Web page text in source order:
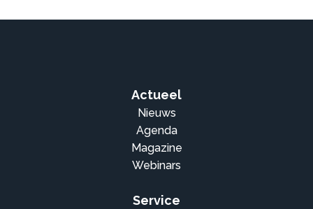
Actueel
Nieuws
Agenda
Magazine
Webinars
Service